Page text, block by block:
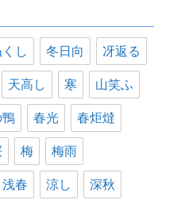
し 冬日向 冴返る
天高し 寒 山笑ふ
春光 春炬燵
梅 梅雨
浅春 涼し 深秋